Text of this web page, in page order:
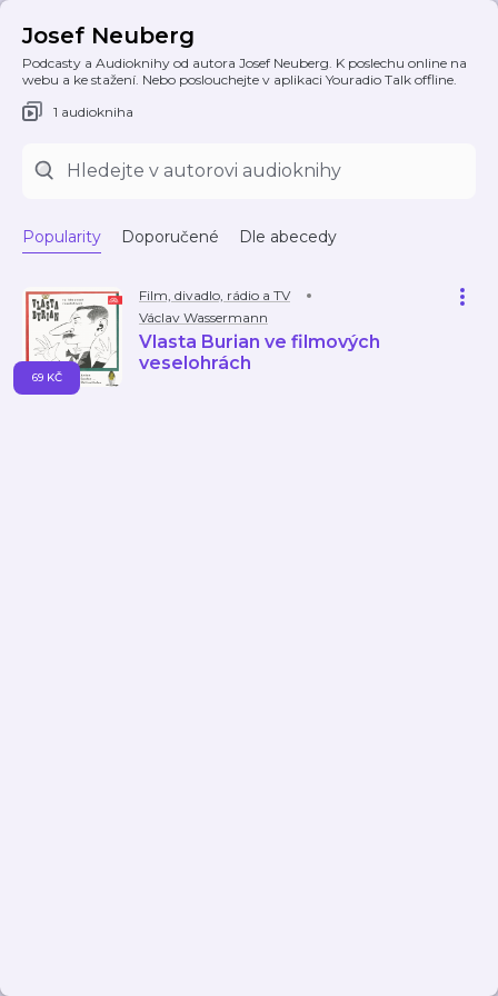
Josef Neuberg
Podcasty a Audioknihy od autora Josef Neuberg. K poslechu online na
webu a ke stažení. Nebo poslouchejte v aplikaci Youradio Talk offline.
1 audiokniha
Popularity Doporučené Dle abecedy
Film, divadlo, rádio a TV
Václav Wassermann
Vlasta Burian ve filmových
veselohrách
69 KČ